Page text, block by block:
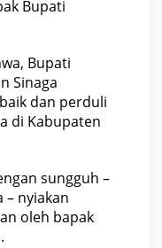
Bupati
Bupati
Sinaga
dan perduli
di Kabupaten
sungguh –
– nyiakan
oleh bapak